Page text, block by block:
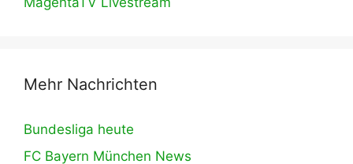
Mehr Nachrichten
Bundesliga heute
FC Bayern München News